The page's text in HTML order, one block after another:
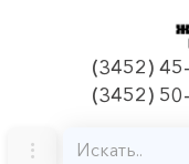
(3452)
(3452)